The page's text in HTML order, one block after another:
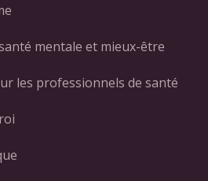
mentale et mieux-être
les professionnels de santé